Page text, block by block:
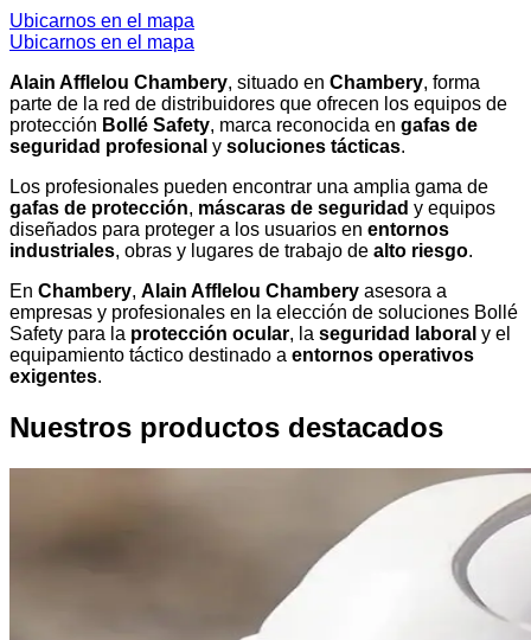
Ubicarnos en el mapa
Ubicarnos en el mapa
Alain Afflelou Chambery, situado en Chambery, forma
parte de la red de distribuidores que ofrecen los equipos de
protección Bollé Safety, marca reconocida en gafas de
seguridad profesional y soluciones tácticas.
Los profesionales pueden encontrar una amplia gama de
gafas de protección, máscaras de seguridad y equipos
diseñados para proteger a los usuarios en entornos
industriales, obras y lugares de trabajo de alto riesgo.
En Chambery, Alain Afflelou Chambery asesora a
empresas y profesionales en la elección de soluciones Bollé
Safety para la protección ocular, la seguridad laboral y el
equipamiento táctico destinado a entornos operativos
exigentes.
Nuestros productos destacados